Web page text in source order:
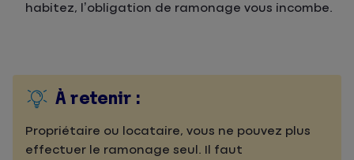
habitez, l’obligation de ramonage vous incombe.
À retenir :
Propriétaire ou locataire, vous ne pouvez plus
effectuer le ramonage seul. Il faut